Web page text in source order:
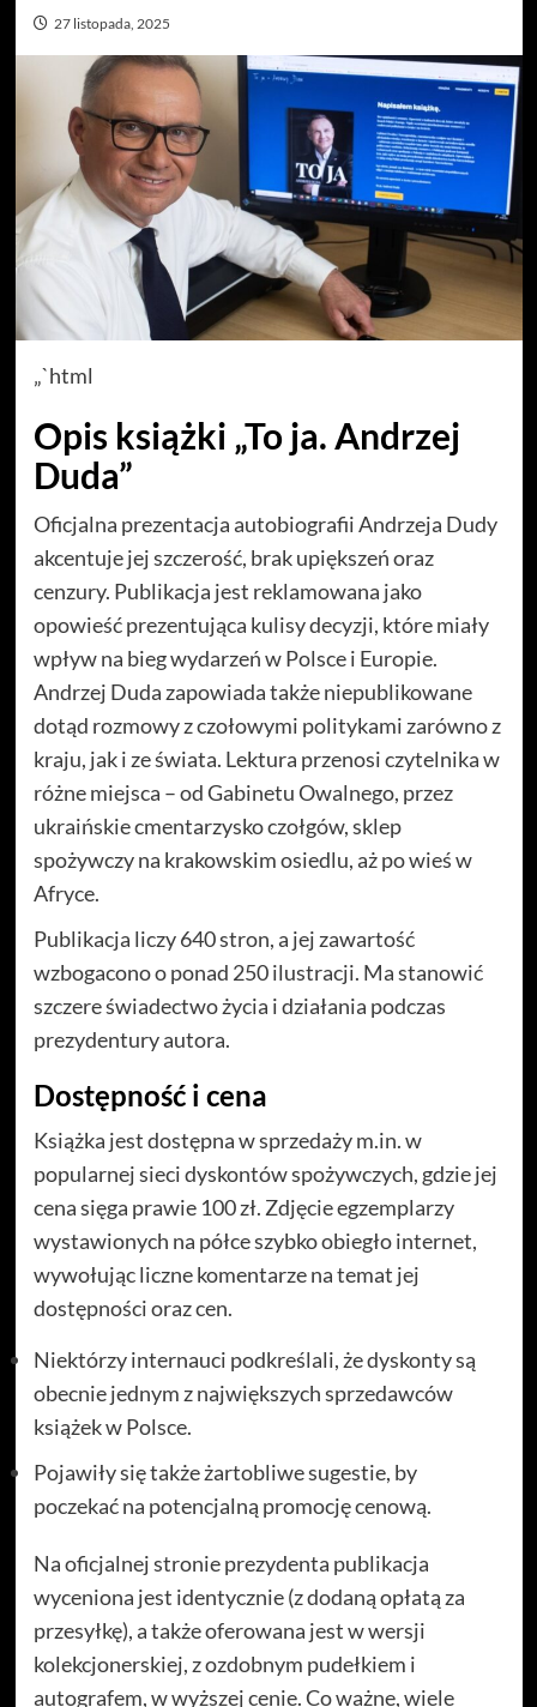
27 listopada, 2025
„`html
Opis książki „To ja. Andrzej
Duda”
Oficjalna prezentacja autobiografii Andrzeja Dudy
akcentuje jej szczerość, brak upiększeń oraz
cenzury. Publikacja jest reklamowana jako
opowieść prezentująca kulisy decyzji, które miały
wpływ na bieg wydarzeń w Polsce i Europie.
Andrzej Duda zapowiada także niepublikowane
dotąd rozmowy z czołowymi politykami zarówno z
kraju, jak i ze świata. Lektura przenosi czytelnika w
różne miejsca – od Gabinetu Owalnego, przez
ukraińskie cmentarzysko czołgów, sklep
spożywczy na krakowskim osiedlu, aż po wieś w
Afryce.
Publikacja liczy 640 stron, a jej zawartość
wzbogacono o ponad 250 ilustracji. Ma stanowić
szczere świadectwo życia i działania podczas
prezydentury autora.
Dostępność i cena
Książka jest dostępna w sprzedaży m.in. w
popularnej sieci dyskontów spożywczych, gdzie jej
cena sięga prawie 100 zł. Zdjęcie egzemplarzy
wystawionych na półce szybko obiegło internet,
wywołując liczne komentarze na temat jej
dostępności oraz cen.
Niektórzy internauci podkreślali, że dyskonty są
obecnie jednym z największych sprzedawców
książek w Polsce.
Pojawiły się także żartobliwe sugestie, by
poczekać na potencjalną promocję cenową.
Na oficjalnej stronie prezydenta publikacja
wyceniona jest identycznie (z dodaną opłatą za
przesyłkę), a także oferowana jest w wersji
kolekcjonerskiej, z ozdobnym pudełkiem i
autografem, w wyższej cenie. Co ważne, wiele